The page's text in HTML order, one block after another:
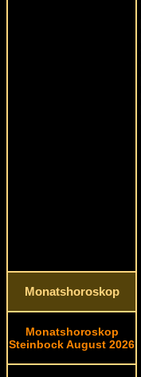
Monatshoroskop
Monatshoroskop
Steinbock August 2026